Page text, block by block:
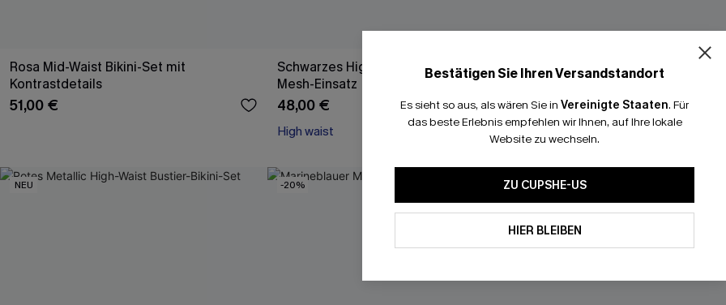
Rosa Mid-Waist Bikini-Set mit
Kontrastdetails
51,00 €
Schwarzes High-Waist Bikini-Set mit
Mesh-Einsatz
48,00 €
High waist
Blaues Metallic Mid-Waist
45,00 €50,00 €
NEU -20%
Bestätigen Sie Ihren Versandstandort
Es sieht so aus, als wären Sie in Vereinigte Staaten. Für
das beste Erlebnis empfehlen wir Ihnen, auf Ihre lokale
Website zu wechseln.
ZU CUPSHE-US
HIER BLEIBEN